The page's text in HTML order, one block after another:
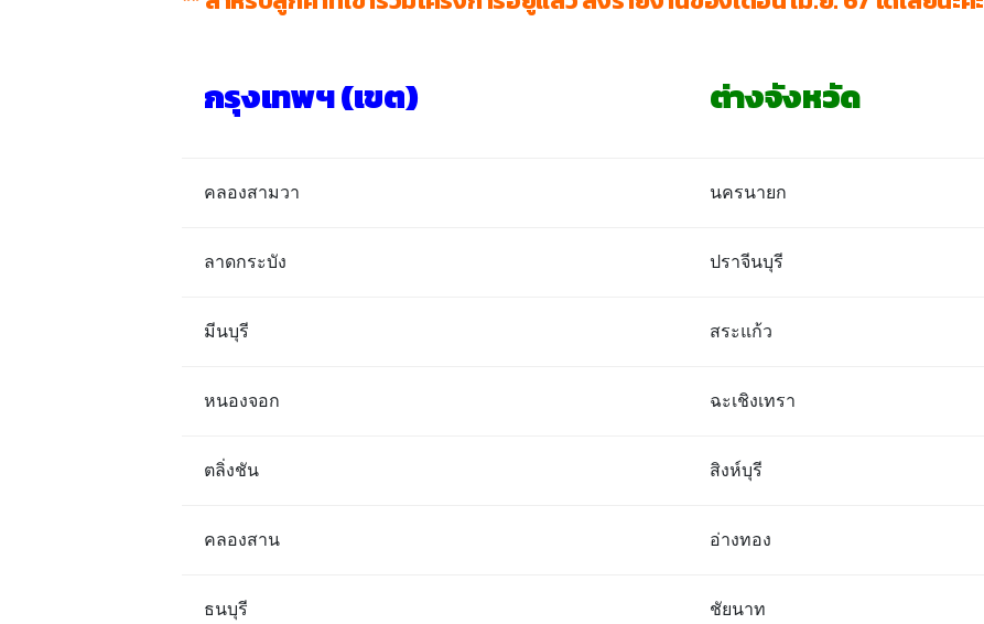
กรุงเทพฯ (เขต) ต่างจังหวัด
คลองสามวา นครนายก
ลาดกระบัง ปราจีนบุรี
มีนบุรี สระแก้ว
หนองจอก ฉะเชิงเทรา
ตลิ่งชัน สิงห์บุรี
คลองสาน อ่างทอง
ธนบุรี ชัยนาท